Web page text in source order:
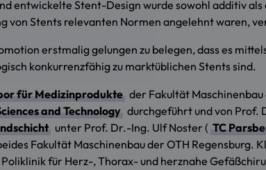
entwickelte Stent-Design wurde sowohl additiv
von Stents relevanten Normen angelehnt waren,
erstmalig gelungen zu belegen, dass es
konkurrenzfähig zu marktüblichen Stents sind.
für Medizinprodukte der Fakultät Maschinenbau
and Technology durchgeführt und von Prof.
unter Prof. Dr.-Ing. Ulf Noster ( TC
Fakultät Maschinenbau der OTH
für Herz-, Thorax- und herznahe